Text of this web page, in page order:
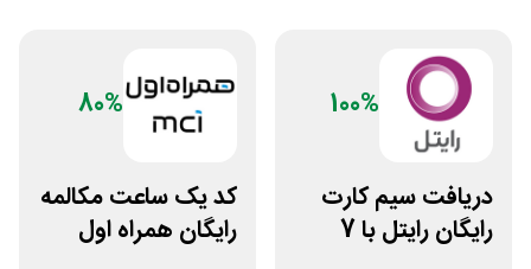
100%
دریافت سیم کارت
رایگان رایتل با 7
80%
کد ⁣یک ساعت مکالمه
رایگان همراه اول